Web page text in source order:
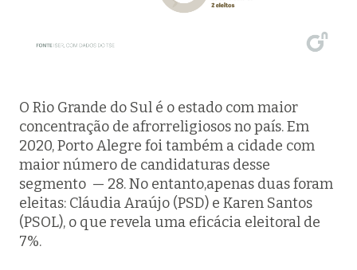
O Rio Grande do Sul é o estado com maior
concentração de afrorreligiosos no país. Em
2020, Porto Alegre foi também a cidade com
maior número de candidaturas desse
segmento — 28. No entanto,apenas duas foram
eleitas: Cláudia Araújo (PSD) e Karen Santos
(PSOL), o que revela uma eficácia eleitoral de
7%.